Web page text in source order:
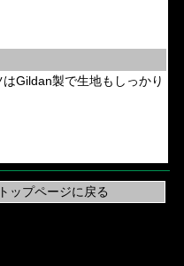
Gildan製で生地もしっかり